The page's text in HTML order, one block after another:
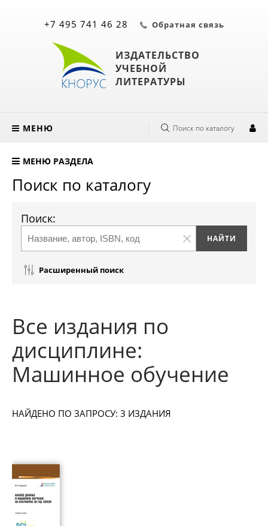
ИЗДАТЕЛЬСТВО
УЧЕБНОЙ
ЛИТЕРАТУРЫ
+7 495 741 46 28 Обратная связь
МЕНЮ Поиск по каталогу
МЕНЮ РАЗДЕЛА
Поиск по каталогу
Поиск:
Расширенный поиск
Все издания по
дисциплине:
Машинное обучение
НАЙДЕНО ПО ЗАПРОСУ: 3 ИЗДАНИЯ